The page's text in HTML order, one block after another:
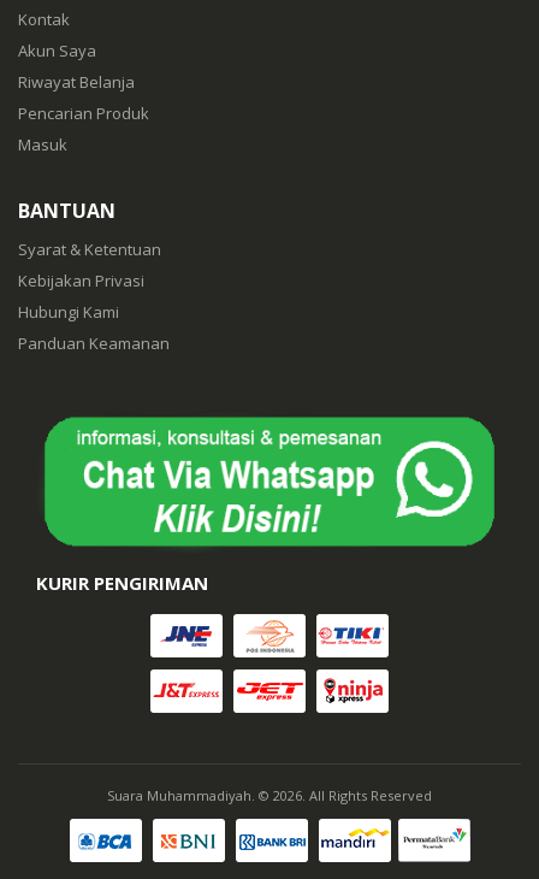
Kontak
Akun Saya
Riwayat Belanja
Pencarian Produk
Masuk
BANTUAN
Syarat & Ketentuan
Kebijakan Privasi
Hubungi Kami
Panduan Keamanan
KURIR PENGIRIMAN
Suara Muhammadiyah. © 2026. All Rights Reserved